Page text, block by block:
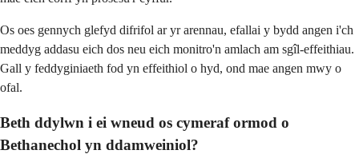
Os oes gennych glefyd difrifol ar yr arennau, efallai y bydd angen i'ch
meddyg addasu eich dos neu eich monitro'n amlach am sgîl-effeithiau.
Gall y feddyginiaeth fod yn effeithiol o hyd, ond mae angen mwy o
ofal.
Beth ddylwn i ei wneud os cymeraf ormod o
Bethanechol yn ddamweiniol?